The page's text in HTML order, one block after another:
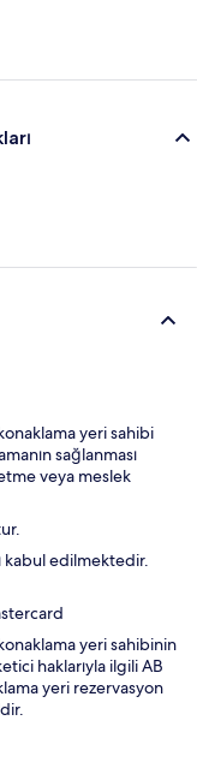
yeri sahibi
sağlanması
veya meslek
kabul edilmektedir.
yeri sahibinin
haklarıyla ilgili AB
yeri rezervasyon